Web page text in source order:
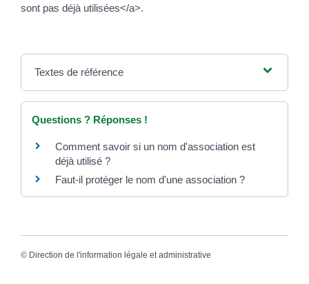
sont pas déjà utilisées</a>.
Textes de référence
Questions ? Réponses !
Comment savoir si un nom d'association est
déjà utilisé ?
Faut-il protéger le nom d'une association ?
© Direction de l'information légale et administrative